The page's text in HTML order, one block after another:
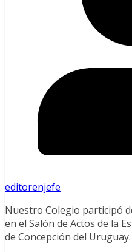
editorenjefe
Nuestro Colegio participó
en el Salón de Actos de la
de Concepción del Uruguay.